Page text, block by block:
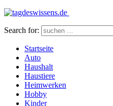
Search for:
Startseite
Auto
Haushalt
Haustiere
Heimwerken
Hobby
Kinder